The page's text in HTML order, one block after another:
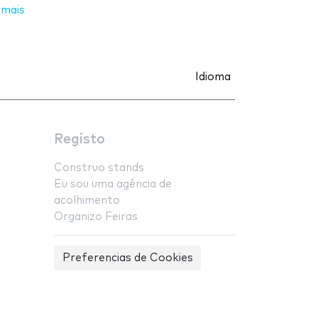
Idioma
Registo
Construo stands
Eu sou uma agência de
acolhimento
Organizo Feiras
Preferencias de Cookies